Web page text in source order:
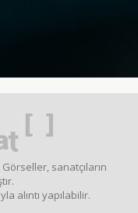
sanatçıların
alıntı yapılabilir.